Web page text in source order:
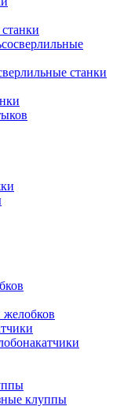
станки
желобков
клуппы